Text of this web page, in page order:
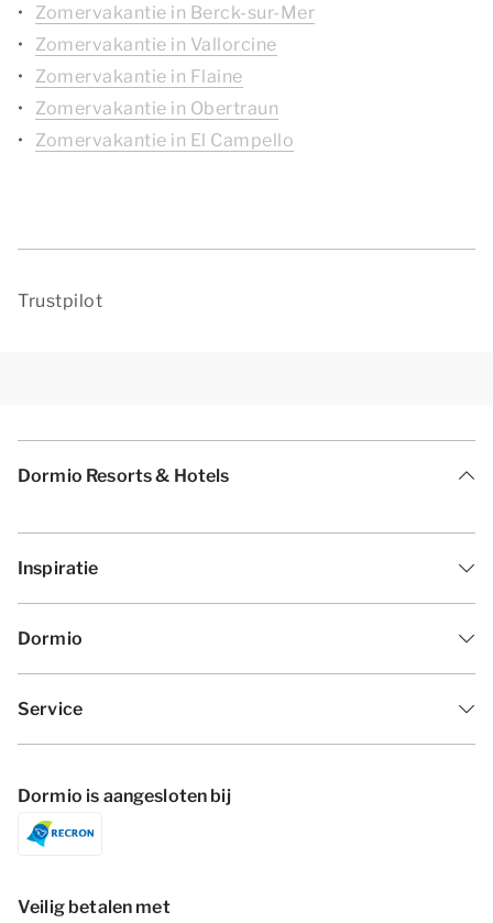
Zomervakantie in Berck-sur-Mer
Zomervakantie in Vallorcine
Zomervakantie in Flaine
Zomervakantie in Obertraun
Zomervakantie in El Campello
Trustpilot
Dormio Resorts & Hotels
Inspiratie
Dormio
Service
Dormio is aangesloten bij
Veilig betalen met